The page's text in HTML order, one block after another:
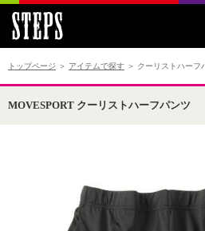
トップページ ＞ アイテムで探す ＞ クーリストハーフ
MOVESPORT クーリストハーフパンツ